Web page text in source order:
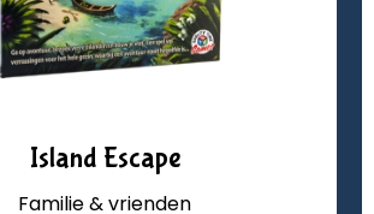
Island Escape
Familie & vrienden